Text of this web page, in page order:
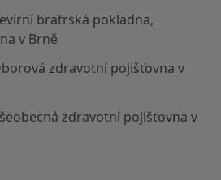
bratrská pokladna,
v Brně
zdravotní pojišťovna v
zdravotní pojišťovna v